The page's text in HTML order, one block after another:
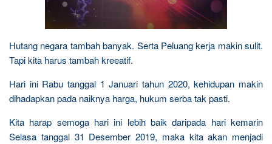
Hutang negara tambah banyak. Serta Peluang kerja makin sulit.
Tapi kita harus tambah kreeatif.
Hari ini Rabu tanggal 1 Januari tahun 2020, kehidupan makin
dihadapkan pada naiknya harga, hukum serba tak pasti.
Kita harap semoga hari ini lebih baik daripada hari kemarin
Selasa tanggal 31 Desember 2019, maka kita akan menjadi